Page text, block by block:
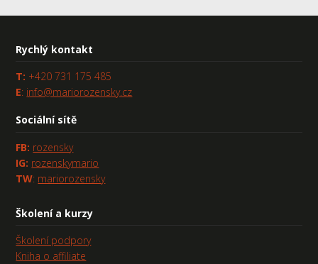
Rychlý kontakt
T: +420 731 175 485
E: info@mariorozensky.cz
Sociální sítě
FB: rozensky
IG: rozenskymario
TW: mariorozensky
Školení a kurzy
Školení podpory
Kniha o affiliate